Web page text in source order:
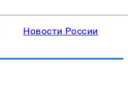
Новости России